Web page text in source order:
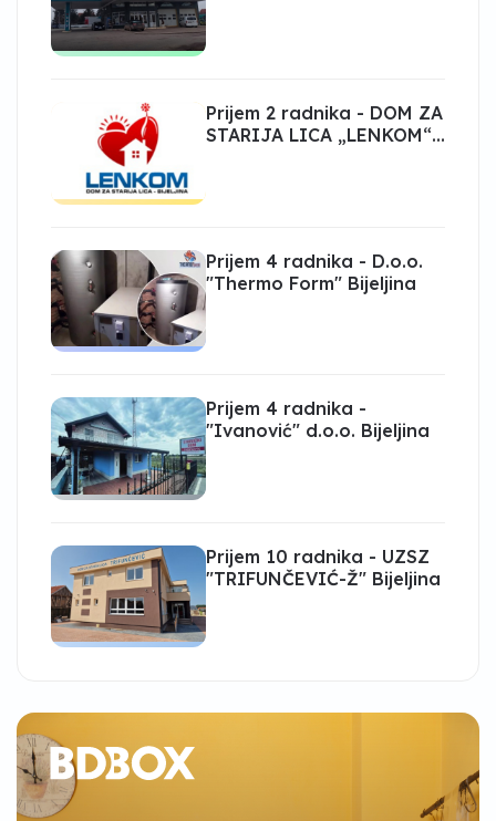
Prijem 2 radnika - DOM ZA
STARIJA LICA „LENKOM“
Prijem 4 radnika - D.o.o.
"Thermo Form" Bijeljina
Prijem 4 radnika -
"Ivanović" d.o.o. Bijeljina
Prijem 10 radnika - UZSZ
"TRIFUNČEVIĆ-Ž" Bijeljina